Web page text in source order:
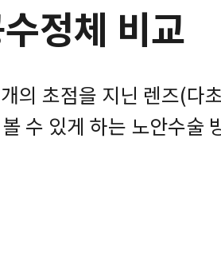
정체 비교
의 초점을 지닌 렌즈(다
수 있게 하는 노안수술